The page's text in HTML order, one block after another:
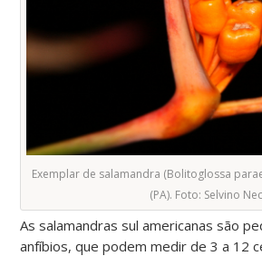
Exemplar de salamandra (Bolitoglossa
(PA). Foto: Selvino
As salamandras sul americanas são
anfíbios, que podem medir de 3 a 12